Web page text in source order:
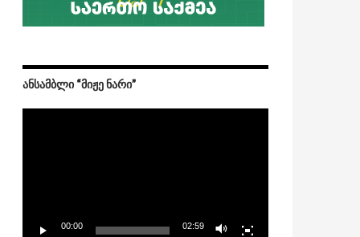
ᲐᲜᲡᲐᲛᲑᲚᲘ “ᲛᲘᲟᲔ ᲜᲐᲠᲘ”
00:00 02:59